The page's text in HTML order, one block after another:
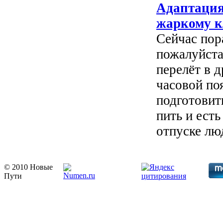
жаркому
Сейчас
перелёт в
часовой
пить и
отпуске
© 2010 Новые
Пути